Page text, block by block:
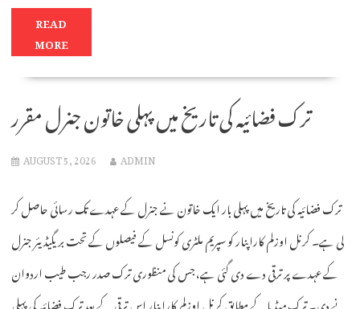
READ
MORE
ترک فضائیہ کی تاریخ میں پہلی خاتون جنرل مقرر
AUGUST 5, 2026 ADMIN
ترک فضائیہ کی تاریخ میں پہلی بار ایک خاتون نے جنرل کے عہدے تک رسائی حاصل کر
لی ہے۔ کرنل اوزلم کاراپنار کو سپریم ملٹری کونسل کے فیصلوں کے تحت بریگیڈیئر جنرل
کے عہدے پر ترقی دے دی گئی ہے، جس کی منظوری ترک صدر رجب طیب اردوان
نے دی۔ ترک میڈیا کے مطابق کرنل اوزلم کاراپنار اس ترقی کے بعد ترک فضائیہ کی پہلی